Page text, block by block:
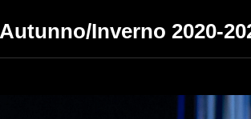
Inverno 2020-